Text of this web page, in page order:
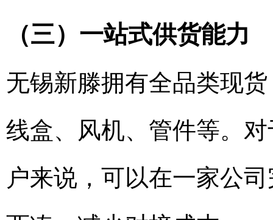
（三）一站式供货能力
无锡新滕拥有全品类现
线盒、风机、管件等。
户来说，可以在一家公